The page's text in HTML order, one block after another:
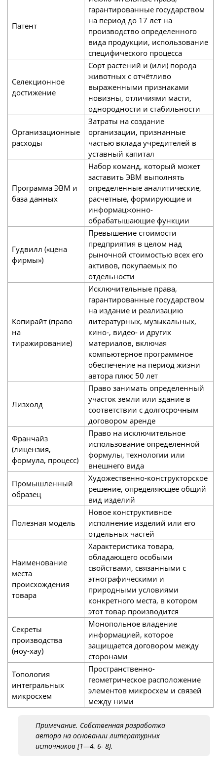
Патент
гарантированные государством
на период до 17 лет на
производство определенного
вида продукции, использование
специфического процесса
Селекционное
достижение
Сорт растений и (или) порода
животных с отчётливо
выраженными признаками
новизны, отличиями масти,
однородности и стабильности
Организационные
расходы
Затраты на создание
организации, признанные
частью вклада учредителей в
уставный капитал
Программа ЭВМ и
база данных
Набор команд, который может
заставить ЭВМ выполнять
определенные аналитические,
расчетные, формирующие и
информацжонно-
обрабатышающие функции
Гудвилл («цена
фирмы»)
Превышение стоимости
предприятия в целом над
рыночной стоимостью всех его
активов, покупаемых по
отдельности
Копирайт (право
на
тиражирование)
Исключительные права,
гарантированные государством
на издание и реализацию
литературных, музыкальных,
кино-, видео- и других
материалов, включая
компьютерное программное
обеспечение на период жизни
автора плюс 50 лет
Лизхолд
Право занимать определенный
участок земли или здание в
соответствии с долгосрочным
договором аренде
Франчайз
(лицензия,
формула, процесс)
Право на исключительное
использование определенной
формулы, технологии или
внешнего вида
Промышленный
образец
Художественно-конструкторское
решение, определяющее общий
вид изделий
Полезная модель
Новое конструктивное
исполнение изделий или его
отдельных частей
Наименование
места
происхождения
товара
Характеристика товара,
обладающего особыми
свойствами, связанными с
этнографическими и
природными условиями
конкретного места, в котором
этот товар производится
Секреты
производства
(ноу-хау)
Монопольное владение
информацией, которое
защищается договором между
сторонами
Топология
интегральных
микросхем
Пространственно-
геометрическое расположение
элементов микросхем и связей
между ними
Примечание. Собственная разработка
автора на основании литературных
источников [1—4, 6- 8].